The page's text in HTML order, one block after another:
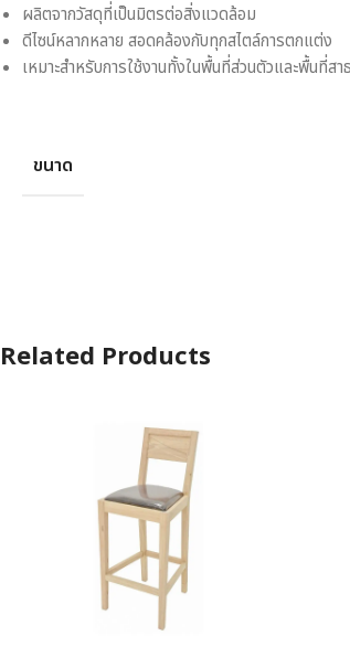
ผลิตจากวัสดุที่เป็นมิตรต่อสิ่งแวดล้อม
ดีไซน์หลากหลาย สอดคล้องกับทุกสไตล์การตกแต่ง
เหมาะสำหรับการใช้งานทั้งในพื้นที่ส่วนตัวและพื้นที่ส
ขนาด
Related Products